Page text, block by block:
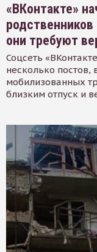
«ВКонтакте»
они требуют
Соцсеть
несколько постов,
мобилизованных
близким отпуск и